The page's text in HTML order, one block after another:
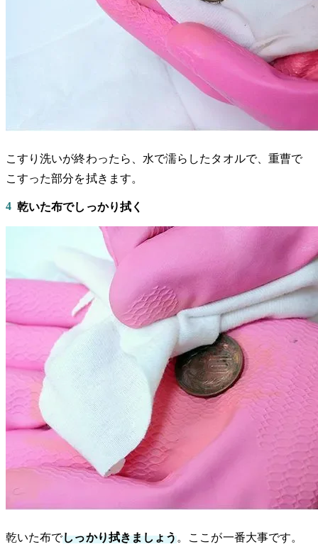
こすり洗いが終わったら、水で濡らしたタオルで、重曹で
こすった部分を拭きます。
4 乾いた布でしっかり拭く
乾いた布でしっかり拭きましょう。ここが一番大事です。